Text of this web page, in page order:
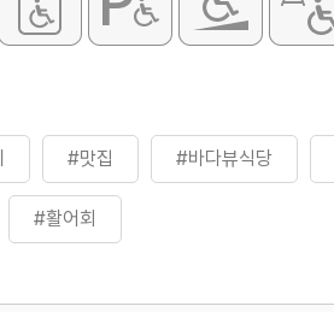
#맛집 #바다뷰식당
#활어회